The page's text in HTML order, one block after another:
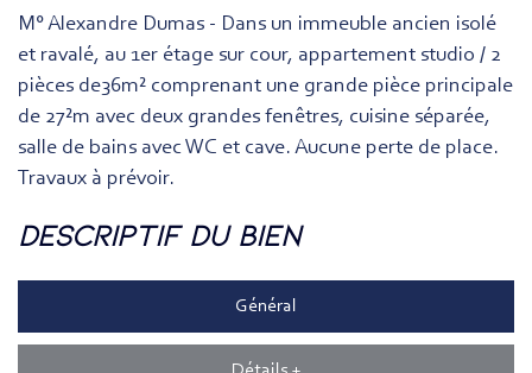
M° Alexandre Dumas - Dans un immeuble ancien isolé
et ravalé, au 1er étage sur cour, appartement studio / 2
pièces de36m² comprenant une grande pièce principale
de 27²m avec deux grandes fenêtres, cuisine séparée,
salle de bains avec WC et cave. Aucune perte de place.
Travaux à prévoir.
descriptif du bien
Général